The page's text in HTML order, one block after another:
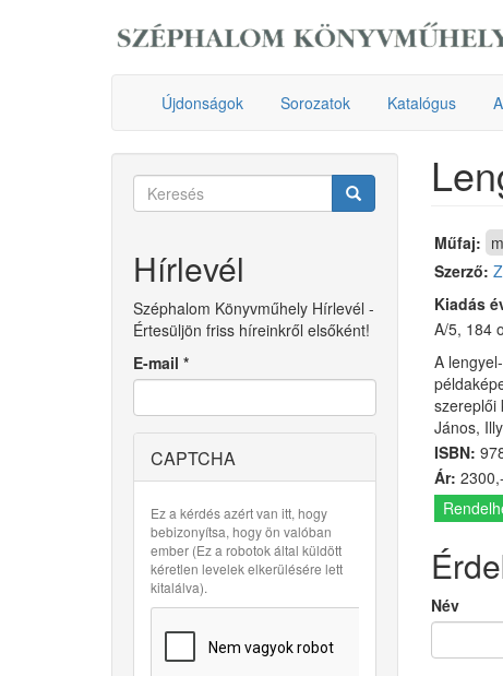
Újdonságok Sorozatok Katalógus
Keresés
Hírlevél
Széphalom Könyvműhely Hírlevél -
Értesüljön friss híreinkről elsőként!
E-mail *
CAPTCHA
Ez a kérdés azért van itt, hogy
bebizonyítsa, hogy ön valóban
ember (Ez a robotok által küldött
kéretlen levelek elkerülésére lett
kitalálva).
Műfaj:
Szerző:
Kiadás
A/5, 184
A
szereplői
János,
ISBN:
Ár:
Név